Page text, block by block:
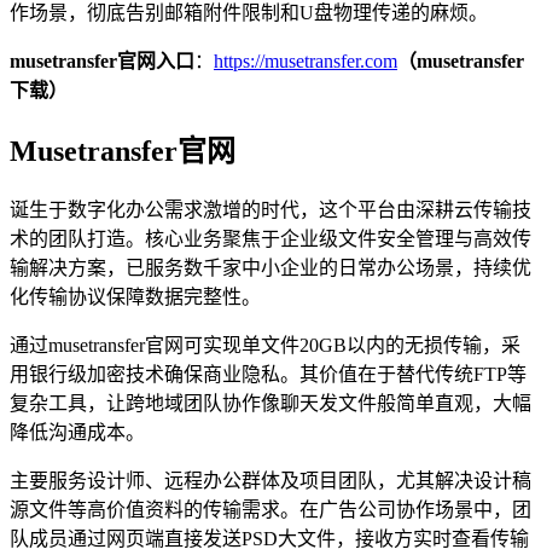
作场景，彻底告别邮箱附件限制和U盘物理传递的麻烦。
musetransfer官网入口 ： https://musetransfer.com （musetransfer
下载）
Musetransfer官网
诞生于数字化办公需求激增的时代，这个平台由深耕云传输技
术的团队打造。核心业务聚焦于企业级文件安全管理与高效传
输解决方案，已服务数千家中小企业的日常办公场景，持续优
化传输协议保障数据完整性。
通过musetransfer官网可实现单文件20GB以内的无损传输，采
用银行级加密技术确保商业隐私。其价值在于替代传统FTP等
复杂工具，让跨地域团队协作像聊天发文件般简单直观，大幅
降低沟通成本。
主要服务设计师、远程办公群体及项目团队，尤其解决设计稿
源文件等高价值资料的传输需求。在广告公司协作场景中，团
队成员通过网页端直接发送PSD大文件，接收方实时查看传输